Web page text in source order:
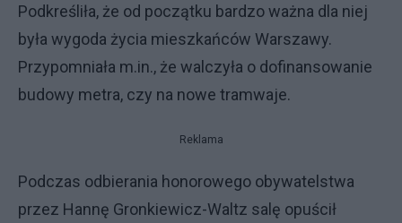
Podkreśliła, że od początku bardzo ważna dla niej
była wygoda życia mieszkańców Warszawy.
Przypomniała m.in., że walczyła o dofinansowanie
budowy metra, czy na nowe tramwaje.
Reklama
Podczas odbierania honorowego obywatelstwa
przez Hannę Gronkiewicz-Waltz salę opuścił